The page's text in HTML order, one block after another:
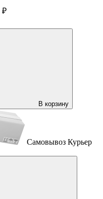
₽
В корзину
Самовывоз Курьер